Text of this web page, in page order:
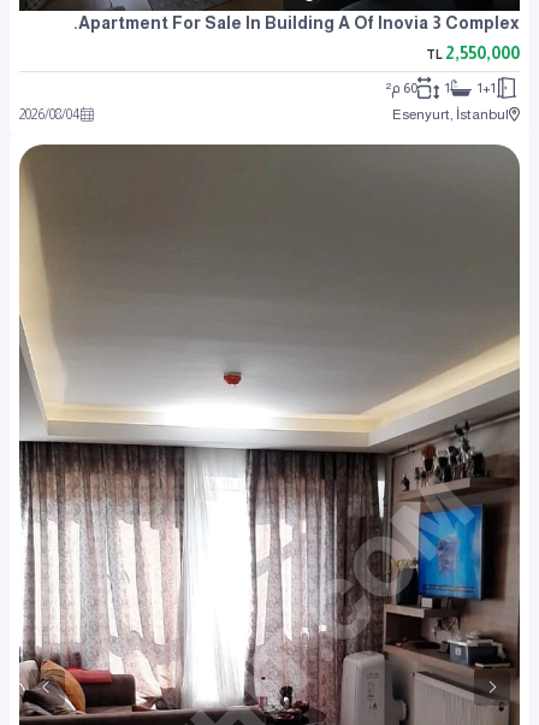
Apartment For Sale In Building A Of Inovia 3 Complex.
2,550,000
TL
1+1
1
60 م²
Esenyurt, İstanbul
2026/08/04